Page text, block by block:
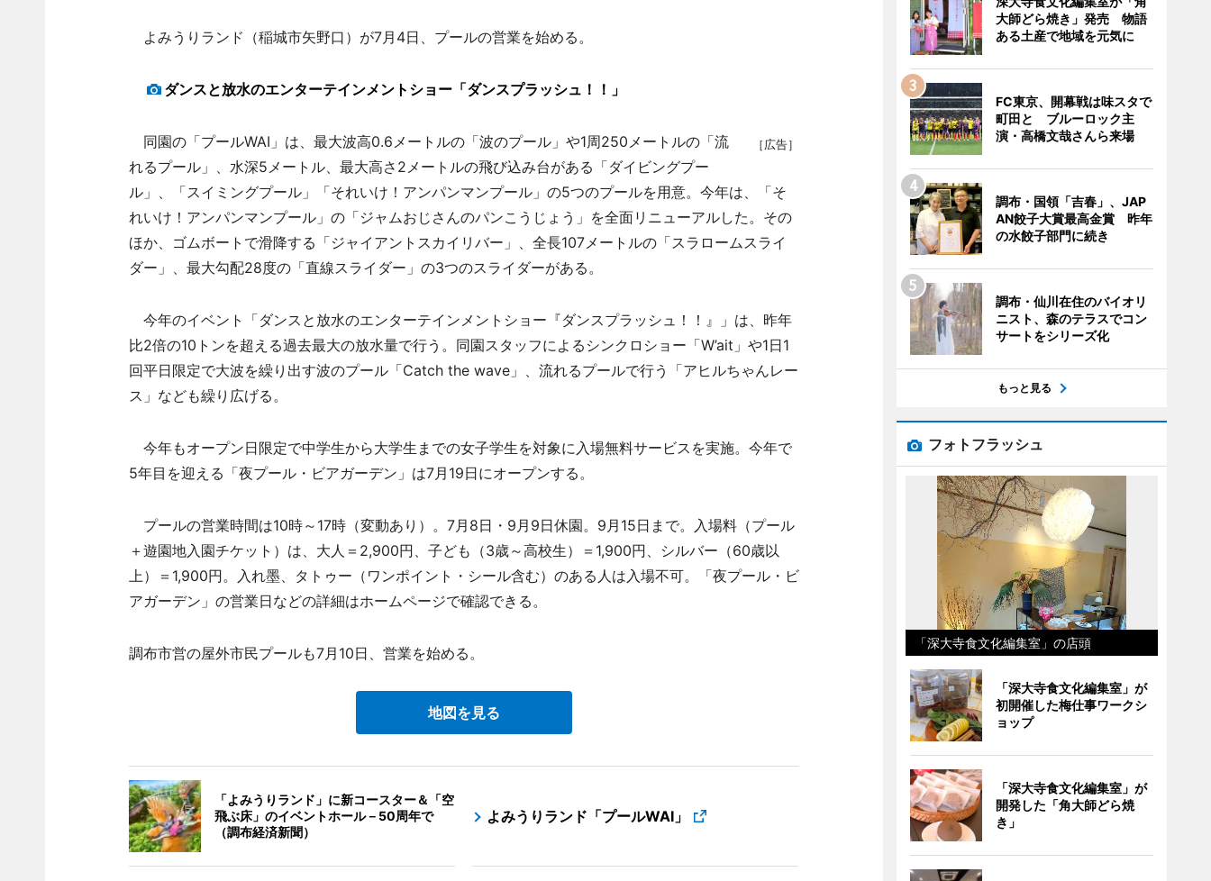
よみうりランド（稲城市矢野口）が7月4日、プールの営業を始める。
ダンスと放水のエンターテインメントショー「ダンスプラッシュ！！」
［広告］
同園の「プールWAI」は、最大波高0.6メートルの「波のプール」や1周250メートルの「流
れるプール」、水深5メートル、最大高さ2メートルの飛び込み台がある「ダイビングプー
ル」、「スイミングプール」「それいけ！アンパンマンプール」の5つのプールを用意。今年は、「そ
れいけ！アンパンマンプール」の「ジャムおじさんのパンこうじょう」を全面リニューアルした。その
ほか、ゴムボートで滑降する「ジャイアントスカイリバー」、全長107メートルの「スラロームスライ
ダー」、最大勾配28度の「直線スライダー」の3つのスライダーがある。
今年のイベント「ダンスと放水のエンターテインメントショー『ダンスプラッシュ！！』」は、昨年
比2倍の10トンを超える過去最大の放水量で行う。同園スタッフによるシンクロショー「W’ait」や1日1
回平日限定で大波を繰り出す波のプール「Catch the wave」、流れるプールで行う「アヒルちゃんレー
ス」なども繰り広げる。
今年もオープン日限定で中学生から大学生までの女子学生を対象に入場無料サービスを実施。今年で
5年目を迎える「夜プール・ビアガーデン」は7月19日にオープンする。
プールの営業時間は10時～17時（変動あり）。7月8日・9月9日休園。9月15日まで。入場料（プール
＋遊園地入園チケット）は、大人＝2,900円、子ども（3歳～高校生）＝1,900円、シルバー（60歳以
上）＝1,900円。入れ墨、タトゥー（ワンポイント・シール含む）のある人は入場不可。「夜プール・ビ
アガーデン」の営業日などの詳細はホームページで確認できる。
調布市営の屋外市民プールも7月10日、営業を始める。
地図を見る
「よみうりランド」に新コースター＆「空
飛ぶ床」のイベントホール－50周年で
（調布経済新聞）
よみうりランド「プールWAI」
大師どら焼き」発売 物語
ある土産で地域を元気に
FC東京、開幕戦は味スタで
町田と ブルーロック主
演・高橋文哉さんら来場
調布・国領「吉春」、JAP
AN餃子大賞最高金賞 昨年
の水餃子部門に続き
調布・仙川在住のバイオリ
ニスト、森のテラスでコン
サートをシリーズ化
もっと見る
フォトフラッシュ
「深大寺食文化編集室」の店頭
「深大寺食文化編集室」が
初開催した梅仕事ワークシ
ョップ
「深大寺食文化編集室」が
開発した「角大師どら焼
き」